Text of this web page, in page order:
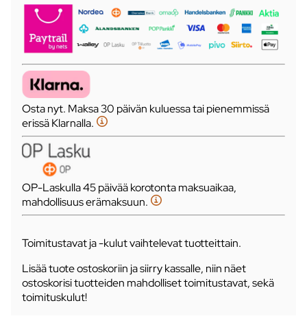
Osta nyt. Maksa 30 päivän kuluessa tai pienemmissä
erissä Klarnalla.
OP-Laskulla 45 päivää korotonta maksuaikaa,
mahdollisuus erämaksuun.
Toimitustavat ja -kulut vaihtelevat tuotteittain.
Lisää tuote ostoskoriin ja siirry kassalle, niin näet
ostoskorisi tuotteiden mahdolliset toimitustavat, sekä
toimituskulut!